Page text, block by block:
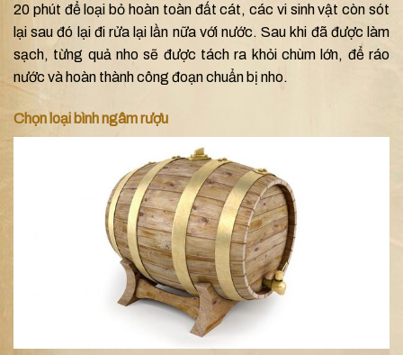
20 phút để loại bỏ hoàn toàn đất cát, các vi sinh vật còn sót
lại sau đó lại đi rửa lại lần nữa với nước.Sau khi đã được làm
sạch, từng quả nho sẽ được tách ra khỏi chùm lớn, để ráo
nước và hoàn thành công đoạn chuẩn bị nho.
Chọn loại bình ngâm rượu